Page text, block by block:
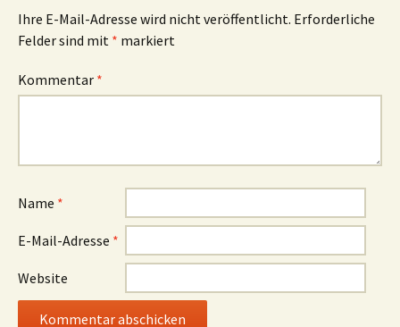
Ihre E-Mail-Adresse wird nicht veröffentlicht. Erforderliche
Felder sind mit * markiert
Kommentar *
Name *
E-Mail-Adresse *
Website